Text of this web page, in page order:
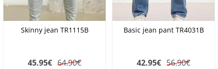
Skinny jean TR1115B
45.95€ 64.90€
Basic jean pant TR4031B
42.95€ 56.90€